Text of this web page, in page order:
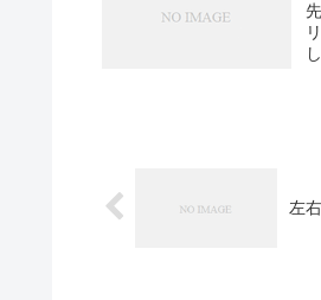
左右